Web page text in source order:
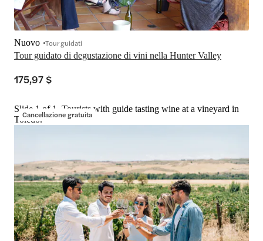
Tour guidato di degustazione di vini nella Hunter Valley
Nuovo Tour guidati
175,97 $
Cancellazione gratuita
Slide 1 of 1, Tourists with guide tasting wine at a vineyard in
Toledo.